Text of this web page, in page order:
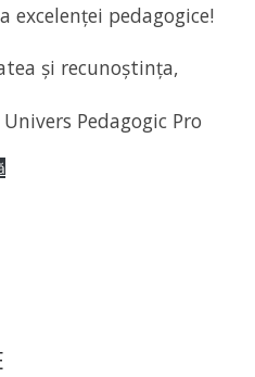
excelenței pedagogice!
și recunoștința,
Pedagogic Pro